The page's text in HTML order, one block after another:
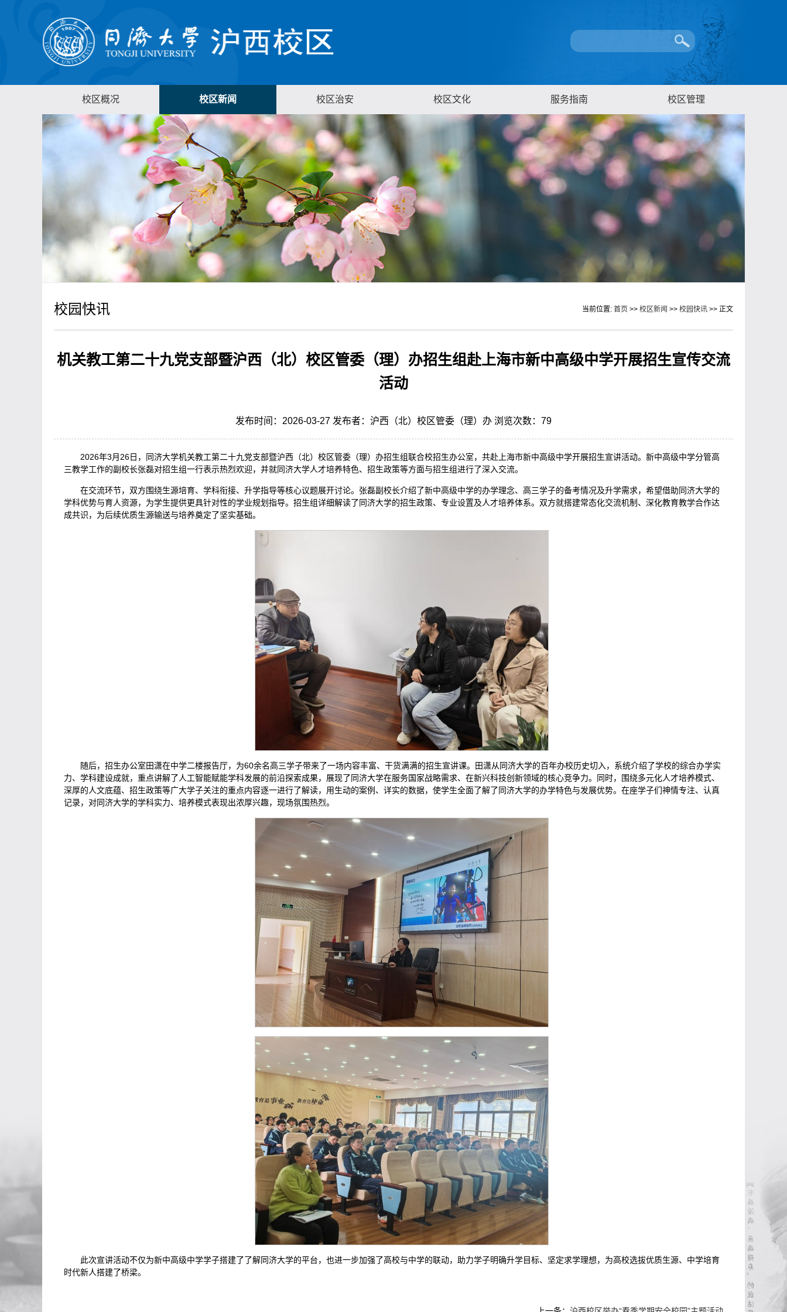
校区概况 校区新闻 校区治安 校区文化 服务指南 校区管理
校园快讯 当前位置: 首页 >> 校区新闻 >> 校园快讯 >> 正文
机关教工第二十九党支部暨沪西（北）校区管委（理）办招生组赴上海市新中高级中学开展招生宣传交流
活动
发布时间：2026-03-27 发布者：沪西（北）校区管委（理）办 浏览次数： 79
2026年3月26日，同济大学机关教工第二十九党支部暨沪西（北）校区管委（理）办招生组联合校招生办公室，共赴上海市新中高级中学开展招生宣讲活动。新中高级中学分管高
三教学工作的副校长张磊对招生组一行表示热烈欢迎，并就同济大学人才培养特色、招生政策等方面与招生组进行了深入交流。
在交流环节，双方围绕生源培育、学科衔接、升学指导等核心议题展开讨论。张磊副校长介绍了新中高级中学的办学理念、高三学子的备考情况及升学需求，希望借助同济大学的
学科优势与育人资源，为学生提供更具针对性的学业规划指导。招生组详细解读了同济大学的招生政策、专业设置及人才培养体系。双方就搭建常态化交流机制、深化教育教学合作达
成共识，为后续优质生源输送与培养奠定了坚实基础。
随后，招生办公室田潇在中学二楼报告厅，为60余名高三学子带来了一场内容丰富、干货满满的招生宣讲课。田潇从同济大学的百年办校历史切入，系统介绍了学校的综合办学实
力、学科建设成就，重点讲解了人工智能赋能学科发展的前沿探索成果，展现了同济大学在服务国家战略需求、在新兴科技创新领域的核心竞争力。同时，围绕多元化人才培养模式、
深厚的人文底蕴、招生政策等广大学子关注的重点内容逐一进行了解读，用生动的案例、详实的数据，使学生全面了解了同济大学的办学特色与发展优势。在座学子们神情专注、认真
记录，对同济大学的学科实力、培养模式表现出浓厚兴趣，现场氛围热烈。
此次宣讲活动不仅为新中高级中学学子搭建了了解同济大学的平台，也进一步加强了高校与中学的联动，助力学子明确升学目标、坚定求学理想，为高校选拔优质生源、中学培育
时代新人搭建了桥梁。